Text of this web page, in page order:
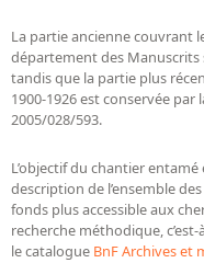
Richelieu, Bibliothèques
Gallica - Son histoire
Dépôt de la
Appels
Appel à chercheurs :
Appel à projets
La partie ancienne couvrant
département des Manuscrits
tandis que la partie plus
1900-1926 est conservée par
2005/028/593.
L’objectif du chantier entamé
description de l’ensemble
fonds plus accessible aux
recherche méthodique,
le catalogue BnF Archives et